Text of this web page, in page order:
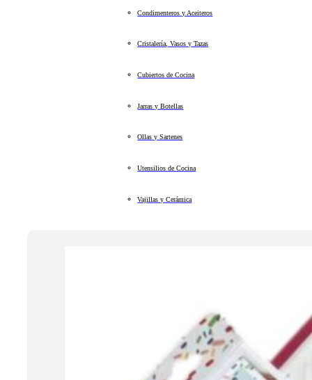
Condimenteros y Aceiteros
Cristalería, Vasos y Tazas
Cubiertos de Cocina
Jarras y Botellas
Ollas y Sartenes
Utensilios de Cocina
Vajillas y Cerámica